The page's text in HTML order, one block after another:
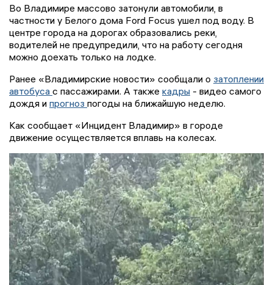
Во Владимире массово затонули автомобили, в
частности у Белого дома Ford Focus ушел под воду. В
центре города на дорогах образовались реки,
водителей не предупредили, что на работу сегодня
можно доехать только на лодке.
Ранее «Владимирские новости» сообщали о затоплении
автобуса с пассажирами. А также кадры - видео самого
дождя и прогноз погоды на ближайшую неделю.
Как сообщает «Инцидент Владимир» в городе
движение осуществляется вплавь на колесах.